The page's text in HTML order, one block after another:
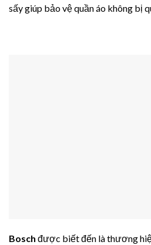
sấy giúp bảo vệ quần áo không bị
Bosch được biết đến là thương